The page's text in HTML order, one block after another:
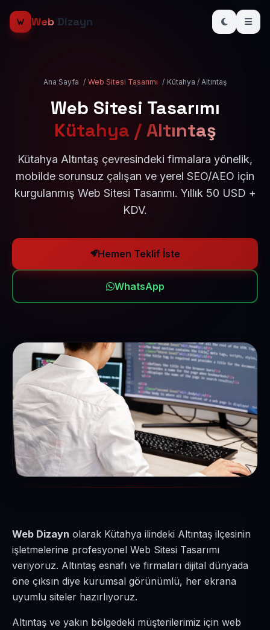
Web Dizayn
Ana Sayfa / Web Sitesi Tasarımı / Kütahya / Altıntaş
Web Sitesi Tasarımı
Kütahya / Altıntaş
Kütahya Altıntaş çevresindeki firmalara yönelik,
mobilde sorunsuz çalışan ve yerel SEO/AEO için
kurgulanmış Web Sitesi Tasarımı. Yıllık 50 USD +
KDV.
Hemen Teklif İste
WhatsApp
Web Dizayn olarak Kütahya ilindeki Altıntaş ilçesinin
işletmelerine profesyonel Web Sitesi Tasarımı
veriyoruz. Altıntaş esnafı ve firmaları dijital dünyada
öne çıksın diye kurumsal görünümlü, her ekrana
uyumlu siteler hazırlıyoruz.
Altıntaş ve yakın bölgedeki müşterilerimiz için web